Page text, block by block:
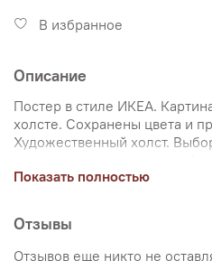
В избранное
Описание
Постер в стиле ИКЕА.
холсте. Сохранены цвета и
Художественный холст.
натяжка на подрамник, не
магазин "Настене.рф"
Мы сами изготавливаем
особое внимание передаче
Показать полностью
Отзывы
Отзывов еще никто не